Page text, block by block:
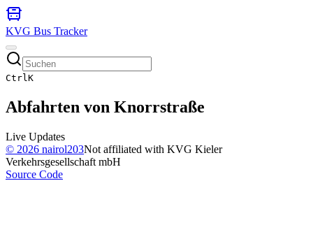
KVG Bus Tracker
CtrlK
Abfahrten von Knorrstraße
Live Updates
© 2026 nairol203Not affiliated with KVG Kieler
Verkehrsgesellschaft mbH
Source Code